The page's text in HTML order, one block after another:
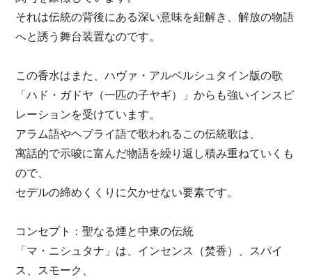
それは伝統の背後にある深い意味を紐解き、解放の物語
へと誘う舞台装置なのです。
この香水はまた、ハヴァ・アルベルシュタイン版の歌
「ハド・ガドヤ（一匹の子ヤギ）」からも強いインスピ
レーションを受けています。
アラム語やヘブライ語で歌われるこの伝統歌は、
寓話的で示唆に富んだ物語を繰り返し積み重ねていくも
ので、
セデルの締めくくりに欠かせない要素です。
コンセプト：聖なる煙と中東の伝統
「マ・ニシュタナ」は、インセンス（焚香）、スパイ
ス、スモーク、